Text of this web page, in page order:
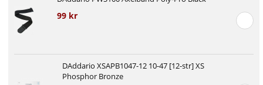
99 kr
DAddario XSAPB1047-12 10-47 [12-str] XS
Phosphor Bronze